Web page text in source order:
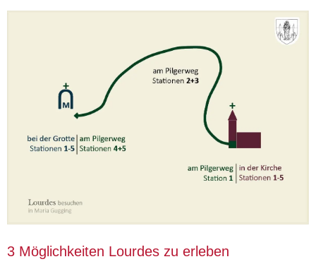
3 Möglichkeiten Lourdes zu erleben